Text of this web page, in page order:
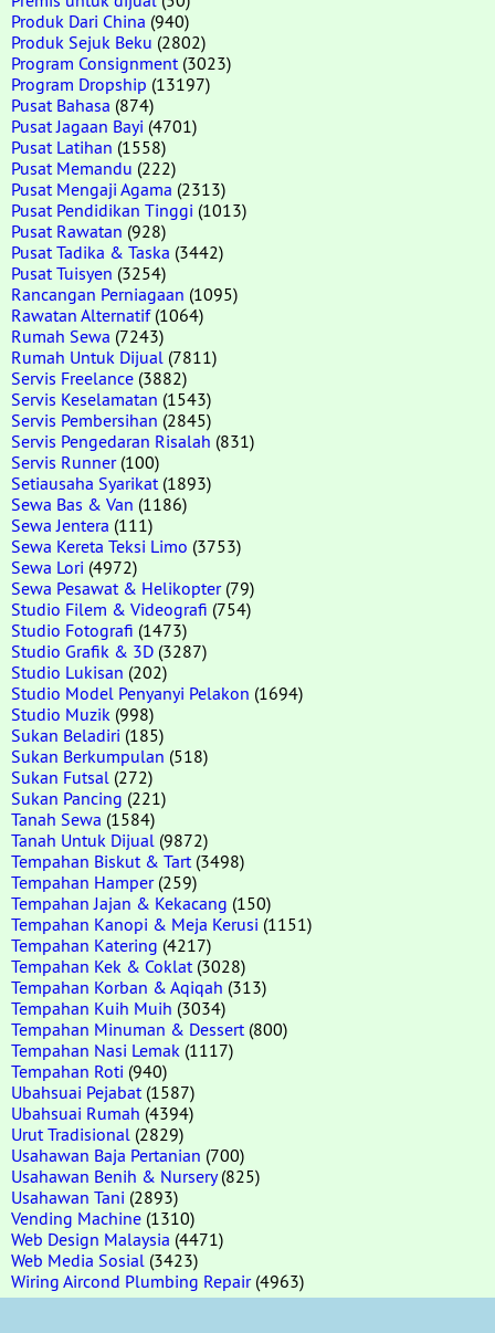
Produk Dari China (940)
Produk Sejuk Beku (2802)
Program Consignment (3023)
Program Dropship (13197)
Pusat Bahasa (874)
Pusat Jagaan Bayi (4701)
Pusat Latihan (1558)
Pusat Memandu (222)
Pusat Mengaji Agama (2313)
Pusat Pendidikan Tinggi (1013)
Pusat Rawatan (928)
Pusat Tadika & Taska (3442)
Pusat Tuisyen (3254)
Rancangan Perniagaan (1095)
Rawatan Alternatif(1064)
Rumah Sewa (7243)
Rumah Untuk Dijual (7811)
Servis Freelance (3882)
Servis Keselamatan (1543)
Servis Pembersihan (2845)
Servis Pengedaran Risalah (831)
Servis Runner(100)
Setiausaha Syarikat (1893)
Sewa Bas & Van (1186)
Sewa Jentera (111)
Sewa Kereta Teksi Limo (3753)
Sewa Lori (4972)
Sewa Pesawat & Helikopter(79)
Studio Filem & Videografi (754)
Studio Fotografi (1473)
Studio Grafik & 3D (3287)
Studio Lukisan (202)
Studio Model Penyanyi Pelakon (1694)
Studio Muzik (998)
Sukan Beladiri (185)
Sukan Berkumpulan (518)
Sukan Futsal (272)
Sukan Pancing (221)
Tanah Sewa (1584)
Tanah Untuk Dijual (9872)
Tempahan Biskut & Tart (3498)
Tempahan Hamper(259)
Tempahan Jajan & Kekacang (150)
Tempahan Kanopi & Meja Kerusi (1151)
Tempahan Katering (4217)
Tempahan Kek & Coklat (3028)
Tempahan Korban & Aqiqah (313)
Tempahan Kuih Muih (3034)
Tempahan Minuman & Dessert (800)
Tempahan Nasi Lemak (1117)
Tempahan Roti (940)
Ubahsuai Pejabat (1587)
Ubahsuai Rumah (4394)
Urut Tradisional (2829)
Usahawan Baja Pertanian (700)
Usahawan Benih & Nursery(825)
Usahawan Tani (2893)
Vending Machine (1310)
Web Design Malaysia (4471)
Web Media Sosial (3423)
Wiring Aircond Plumbing Repair(4963)